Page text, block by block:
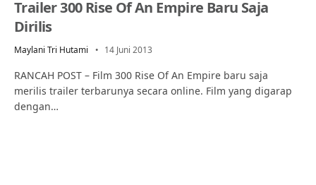
Trailer 300 Rise Of An Empire Baru Saja
Dirilis
Maylani Tri Hutami 14 Juni 2013
RANCAH POST – Film 300 Rise Of An Empire baru saja
merilis trailer terbarunya secara online. Film yang digarap
dengan…